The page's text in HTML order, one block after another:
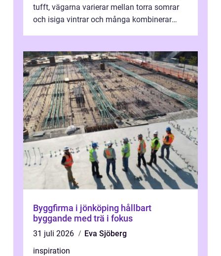
tufft, vägarna varierar mellan torra somrar
och isiga vintrar och många kombinerar
Byggfirma i jönköping hållbart
byggande med trä i fokus
31 juli 2026
Eva Sjöberg
inspiration